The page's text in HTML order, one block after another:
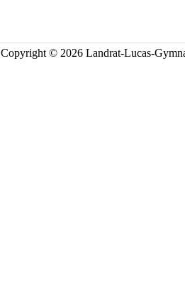
Copyright © 2026 Landrat-Lucas-